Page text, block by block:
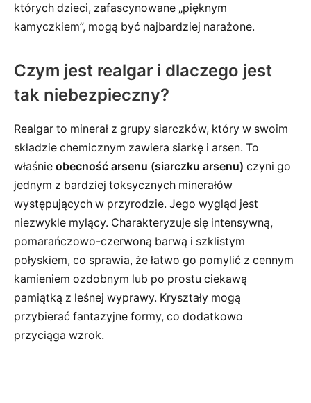
których dzieci, zafascynowane „pięknym
kamyczkiem”, mogą być najbardziej narażone.
Czym jest realgar i dlaczego jest
tak niebezpieczny?
Realgar to minerał z grupy siarczków, który w swoim
składzie chemicznym zawiera siarkę i arsen. To
właśnie obecność arsenu (siarczku arsenu) czyni go
jednym z bardziej toksycznych minerałów
występujących w przyrodzie. Jego wygląd jest
niezwykle mylący. Charakteryzuje się intensywną,
pomarańczowo-czerwoną barwą i szklistym
połyskiem, co sprawia, że łatwo go pomylić z cennym
kamieniem ozdobnym lub po prostu ciekawą
pamiątką z leśnej wyprawy. Kryształy mogą
przybierać fantazyjne formy, co dodatkowo
przyciąga wzrok.